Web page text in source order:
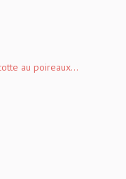
au poireaux...